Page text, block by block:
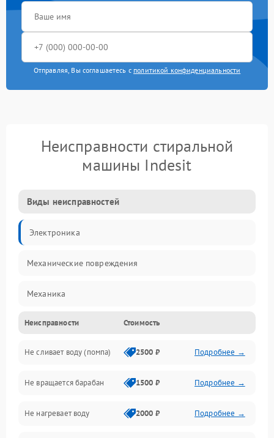
Отправляя, Вы соглашаетесь с политикой конфиденциальности
Неисправности стиральной
машины Indesit
Виды неисправностей
Электроника
Механические повреждения
Механика
Электропитание
Водоснабжение
Слив
Программное обеспечение
Неисправности Стоимость
Не сливает воду (помпа) 2500 ₽ Подробнее →
Не вращается барабан 1500 ₽ Подробнее →
Не нагревает воду 2000 ₽ Подробнее →